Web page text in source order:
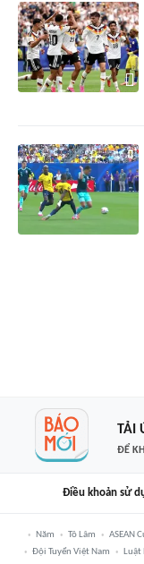
TẢI
ĐỂ
Điều khoản sử
Năm Tô Lâm ASEAN
Đội Tuyển Việt Nam
Luật